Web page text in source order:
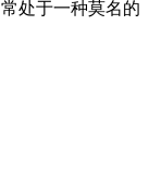
处于一种莫名的